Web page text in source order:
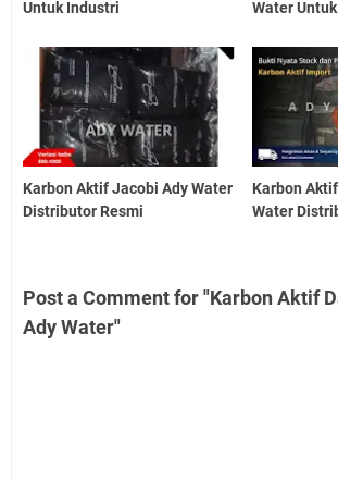
Untuk Industri
Water
Karbon Aktif Jacobi Ady Water
Distributor Resmi
Karbon
Water
Post a Comment for "Karbon Aktif
Ady Water"